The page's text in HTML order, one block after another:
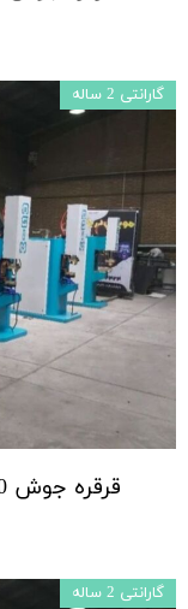
قرقره جوش 100 کاوا درز جوش پنوماتیک
گارانتی 2 ساله
گارانتی 2 ساله